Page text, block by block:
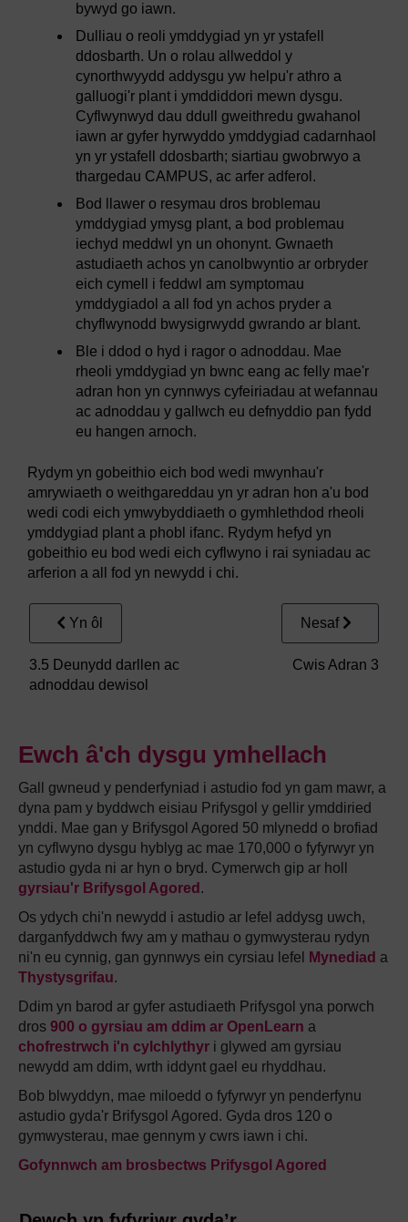
bywyd go iawn.
Dulliau o reoli ymddygiad yn yr ystafell
ddosbarth. Un o rolau allweddol y
cynorthwyydd addysgu yw helpu'r athro a
galluogi'r plant i ymddiddori mewn dysgu.
Cyflwynwyd dau ddull gweithredu gwahanol
iawn ar gyfer hyrwyddo ymddygiad cadarnhaol
yn yr ystafell ddosbarth; siartiau gwobrwyo a
thargedau CAMPUS, ac arfer adferol.
Bod llawer o resymau dros broblemau
ymddygiad ymysg plant, a bod problemau
iechyd meddwl yn un ohonynt. Gwnaeth
astudiaeth achos yn canolbwyntio ar orbryder
eich cymell i feddwl am symptomau
ymddygiadol a all fod yn achos pryder a
chyflwynodd bwysigrwydd gwrando ar blant.
Ble i ddod o hyd i ragor o adnoddau. Mae
rheoli ymddygiad yn bwnc eang ac felly mae'r
adran hon yn cynnwys cyfeiriadau at wefannau
ac adnoddau y gallwch eu defnyddio pan fydd
eu hangen arnoch.
Rydym yn gobeithio eich bod wedi mwynhau'r
amrywiaeth o weithgareddau yn yr adran hon a'u bod
wedi codi eich ymwybyddiaeth o gymhlethdod rheoli
ymddygiad plant a phobl ifanc. Rydym hefyd yn
gobeithio eu bod wedi eich cyflwyno i rai syniadau ac
arferion a all fod yn newydd i chi.
Yn ôl
3.5 Deunydd darllen ac
adnoddau dewisol
Nesaf
Cwis Adran 3
Ewch â'ch dysgu ymhellach
Gall gwneud y penderfyniad i astudio fod yn gam mawr, a
dyna pam y byddwch eisiau Prifysgol y gellir ymddiried
ynddi. Mae gan y Brifysgol Agored 50 mlynedd o brofiad
yn cyflwyno dysgu hyblyg ac mae 170,000 o fyfyrwyr yn
astudio gyda ni ar hyn o bryd. Cymerwch gip ar holl
gyrsiau'r Brifysgol Agored .
Os ydych chi'n newydd i astudio ar lefel addysg uwch,
darganfyddwch fwy am y mathau o gymwysterau rydyn
ni'n eu cynnig, gan gynnwys ein cyrsiau lefel
Mynediad a
Thystysgrifau.
Ddim yn barod ar gyfer astudiaeth Prifysgol yna porwch
dros 900 o gyrsiau am ddim ar OpenLearn a
chofrestrwch i'n cylchlythyr i glywed am gyrsiau
newydd am ddim, wrth iddynt gael eu rhyddhau.
Bob blwyddyn, mae miloedd o fyfyrwyr yn penderfynu
astudio gyda'r Brifysgol Agored. Gyda dros 120 o
gymwysterau, mae gennym y cwrs iawn i chi.
Gofynnwch am brosbectws Prifysgol Agored